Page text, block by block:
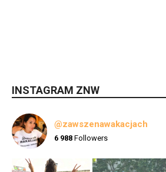
INSTAGRAM ZNW
@zawszenawakacjach
6 988 Followers